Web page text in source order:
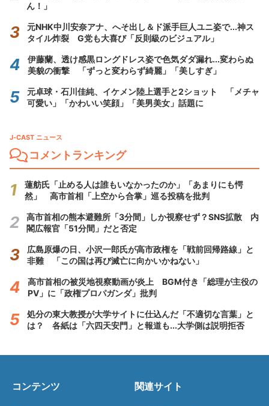
ん！」
元NHK中川安奈アナ、へそ出し＆ド派手巨人ユニ姿で...神ス
タイル炸裂 G党も大喜び「反則級のビジュアル」
伊藤蘭、透け感黒ロングドレス姿で色気ダダ漏れ...変わらぬ
美貌の衝撃 「ずっと変わらず綺麗」「美しすぎ」
元卓球・石川佳純、イケメン陸上選手と2ショット 「メチャ
可愛い」「かわいい笑顔」「美男美女」話題に
J-CAST ニュース
コメントランキング
蓮舫氏「止める人は誰もいなかったのか」「あまりにも愕
然」 高市首相「上空から合掌」巡る投稿を批判
高市首相の熊本避難所「3分間」しか視察せず？SNS拡散 内
閣広報官「51分間」だと否定
広島原爆の日、小沢一郎氏が高市政権を「戦前回帰路線」と
非難 「この国は再び滅亡に向かいかねない」
高市首相の被災地視察動画が炎上 BGM付き「総理が主役の
PV」に「政権プロパガンダ」批判
処分の東大教授が大学サイトに仕込んだ「不適切な言葉」と
は？ 各紙は「六四天安門」と報道も...大学側は説明拒否
コンテンツ 関連サイト